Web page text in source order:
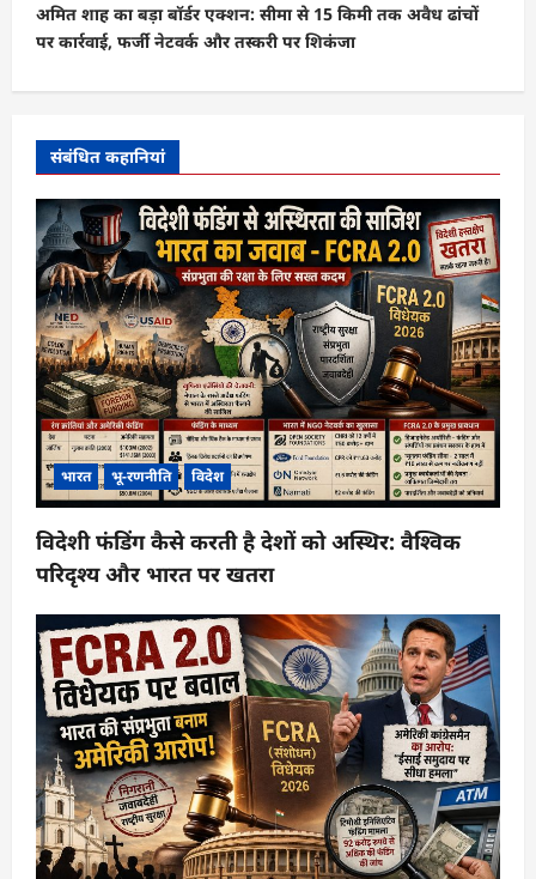
गे
श
न
अमित शाह का बड़ा बॉर्डर एक्शन: सीमा से 15 किमी तक अवैध ढांचों
पर कार्रवाई, फर्जी नेटवर्क और तस्करी पर शिकंजा
संबंधित कहानियां
भारत भू-रणनीति विदेश
विदेशी फंडिंग कैसे करती है देशों को अस्थिर: वैश्विक
परिदृश्य और भारत पर खतरा